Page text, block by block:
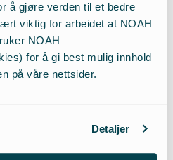
å gjøre verden til et bedre
viktig for arbeidet at NOAH
NOAH
for å gi best mulig innhold
på våre nettsider.
Detaljer
stort flertall at det ikke
inneholdt vedtaket
millionene i subsidier skal
Arbeiderparti er
og vi håper resten